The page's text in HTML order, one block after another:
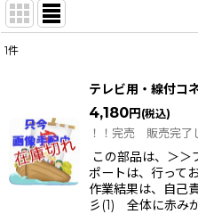
並び順:
絞
1件
テレビ用・線付コ
4,180円 (税込)
！！完売 販売完了
この部品は、＞
ポートは、行って
作業結果は、自己
彡(1) 全体に赤み